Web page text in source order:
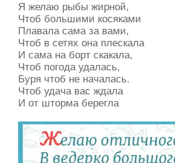
Я желаю рыбы жирной,
Чтоб большими косяками
Плавала сама за вами,
Чтоб в сетях она плескала
И сама на борт скакала,
Чтоб погода удалась,
Буря чтоб не началась.
Чтоб удача вас ждала
И от шторма берегла